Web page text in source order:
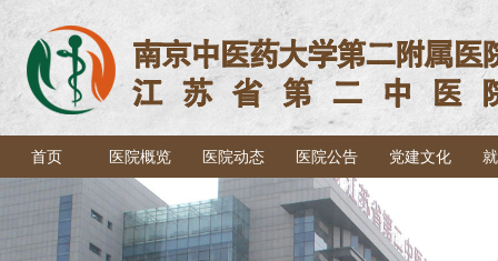
首页 医院概览 医院动态 医院公告 党建文化